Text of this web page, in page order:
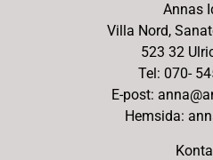
Annas
Villa Nord,
523 32
Tel: 070-
E-post:
Hemsida: